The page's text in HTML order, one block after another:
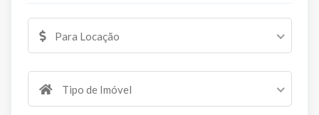
Para Locação
Tipo de Imóvel